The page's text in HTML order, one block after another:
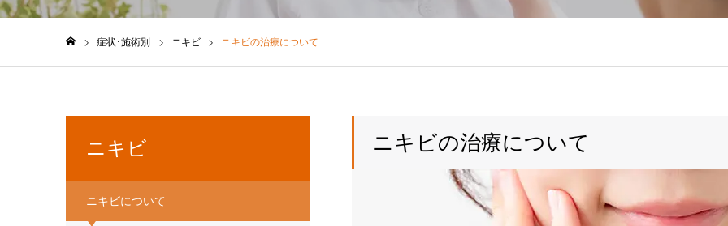
症状･施術別 ニキビ ニキビの治療について
ニキビの治療について
ニキビ
ニキビについて